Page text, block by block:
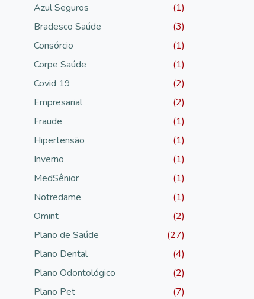
Azul Seguros
(1)
Bradesco Saúde
(3)
Consórcio
(1)
Corpe Saúde
(1)
Covid 19
(2)
Empresarial
(2)
Fraude
(1)
Hipertensão
(1)
Inverno
(1)
MedSênior
(1)
Notredame
(1)
Omint
(2)
Plano de Saúde
(27)
Plano Dental
(4)
Plano Odontológico
(2)
Plano Pet
(7)